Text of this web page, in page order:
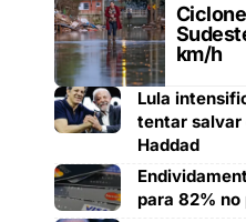
km/h
Lula
tentar salvar
Haddad
para 82% no